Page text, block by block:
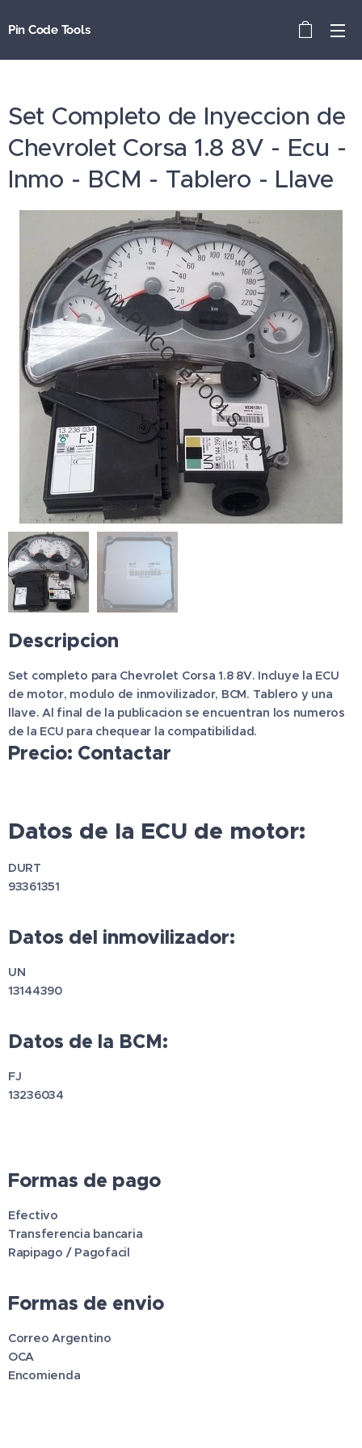
Pin Code Tools
Set Completo de Inyeccion de
Chevrolet Corsa 1.8 8V - Ecu -
Inmo - BCM - Tablero - Llave
Descripcion
Set completo para Chevrolet Corsa 1.8 8V. Incluye la ECU
de motor, modulo de inmovilizador, BCM. Tablero y una
llave.Al final de la publicacion se encuentran los numeros
de la ECU para chequear la compatibilidad.
Precio: Contactar
Datos de la ECU de motor:
DURT
93361351
Datos del inmovilizador:
UN
13144390
Datos de la BCM:
FJ
13236034
Formas de pago
Efectivo
Transferencia bancaria
Rapipago / Pagofacil
Formas de envio
Correo Argentino
OCA
Encomienda